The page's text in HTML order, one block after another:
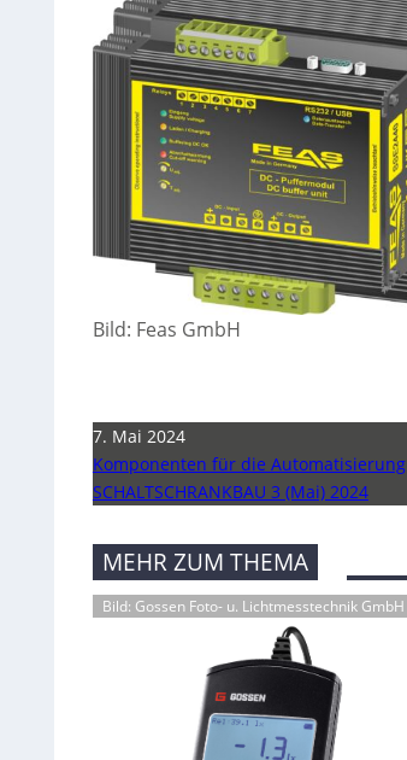
Bild: Feas GmbH
7. Mai 2024
Komponenten für die Automatisierung
SCHALTSCHRANKBAU 3 (Mai) 2024
MEHR ZUM THEMA
Bild: Gossen Foto- u. Lichtmesstechnik GmbH